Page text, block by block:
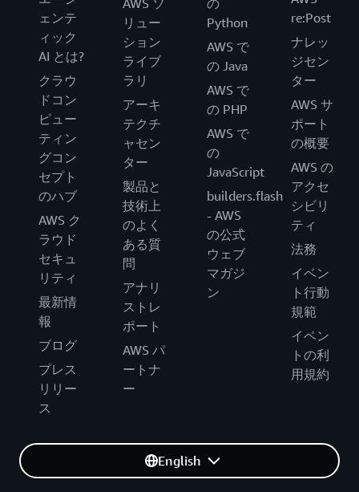
ェンテ
ィック
AI とは?
クラウ
ドコン
ピュー
ティン
グコン
セプト
のハブ
AWS ク
ラウド
セキュ
リティ
最新情
報
ブログ
プレス
リリー
ス
AWS ソ
リュー
ション
ライブ
ラリ
アーキ
テクチ
ャセン
ター
製品と
技術上
のよく
ある質
問
アナリ
ストレ
ポート
AWS パ
ートナ
ー
の
Python
AWS で
の Java
AWS で
の PHP
AWS で
の
JavaScript
builders.flash
- AWS
の公式
ウェブ
マガジ
ン
re:Post
ナレッ
ジセン
ター
AWS サ
ポート
の概要
AWS の
アクセ
シビリ
ティ
法務
イベン
ト行動
規範
イベン
トの利
用規約
English